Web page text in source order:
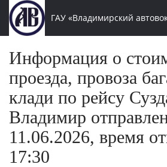
ГАУ «Владимирский
Информация о
проезда, провоза
клади по рейсу
Владимир
11.06.2026, время
17:30